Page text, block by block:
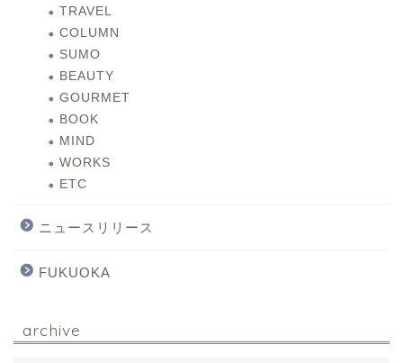
TRAVEL
COLUMN
SUMO
BEAUTY
GOURMET
BOOK
MIND
WORKS
ETC
ニュースリリース
FUKUOKA
archive